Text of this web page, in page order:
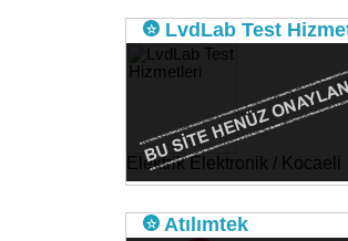
LvdLab Test
Elektrik Elektronik / Kocaeli
Atılımtek